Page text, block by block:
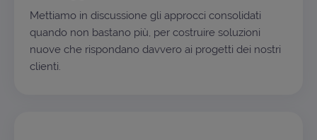
Mettiamo in discussione gli approcci consolidati
quando non bastano più, per costruire soluzioni
nuove che rispondano davvero ai progetti dei nostri
clienti.